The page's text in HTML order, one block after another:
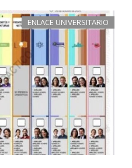
ENLACE UNIVERSITARIO